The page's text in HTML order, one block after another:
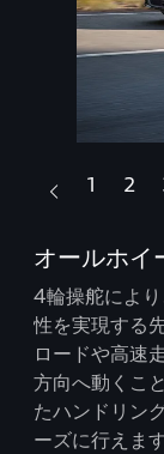
オールホイ
4輪操舵によ
性を実現する
ロードや高速
方向へ動くこ
たハンドリン
ーズに行えま
1 2